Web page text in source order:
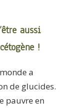
aussi
!
a
de glucides.
pauvre en